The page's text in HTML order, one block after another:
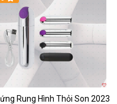
Rung Hình Thỏi Son 2023